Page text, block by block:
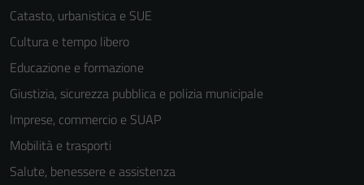
Catasto, urbanistica e SUE
Cultura e tempo libero
Educazione e formazione
Giustizia, sicurezza pubblica e polizia municipale
Imprese, commercio e SUAP
Mobilità e trasporti
Salute, benessere e assistenza